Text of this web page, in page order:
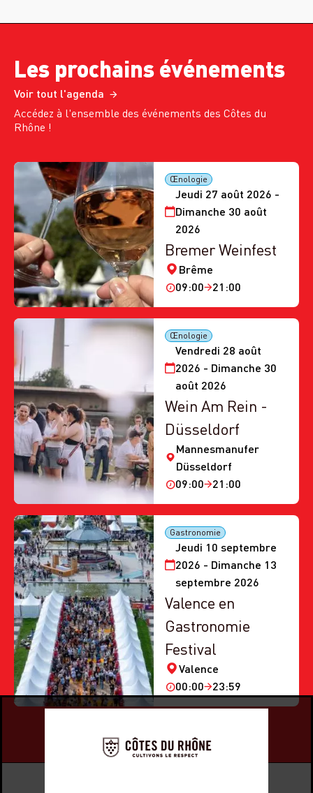
Les prochains événements
Voir tout l'agenda
Accédez à l'ensemble des événements des Côtes du
Rhône !
Jeudi 27 août 2026 -
Dimanche 30 août
2026
Œnologie
Bremer Weinfest
Brême
09:00
21:00
Vendredi 28 août
2026 - Dimanche 30
août 2026
Œnologie
Wein Am Rein -
Düsseldorf
Mannesmanufer
Düsseldorf
09:00
21:00
Jeudi 10 septembre
2026 - Dimanche 13
septembre 2026
Gastronomie
Valence en
Gastronomie
Festival
Valence
00:00
23:59